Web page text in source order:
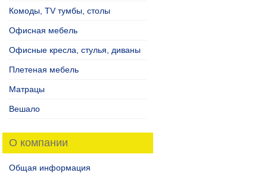
Комоды, TV тумбы, столы
Офисная мебель
Офисные кресла, стулья, диваны
Плетеная мебель
Матрацы
Вешало
О компании
Общая информация